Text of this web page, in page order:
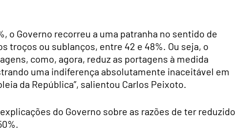
o Governo recorreu a uma patranha no sentido de
troços ou sublanços, entre 42 e 48%. Ou seja, o
como, agora, reduz as portagens à medida
uma indiferença absolutamente inaceitável em
da República”, salientou Carlos Peixoto.
do Governo sobre as razões de ter reduzido